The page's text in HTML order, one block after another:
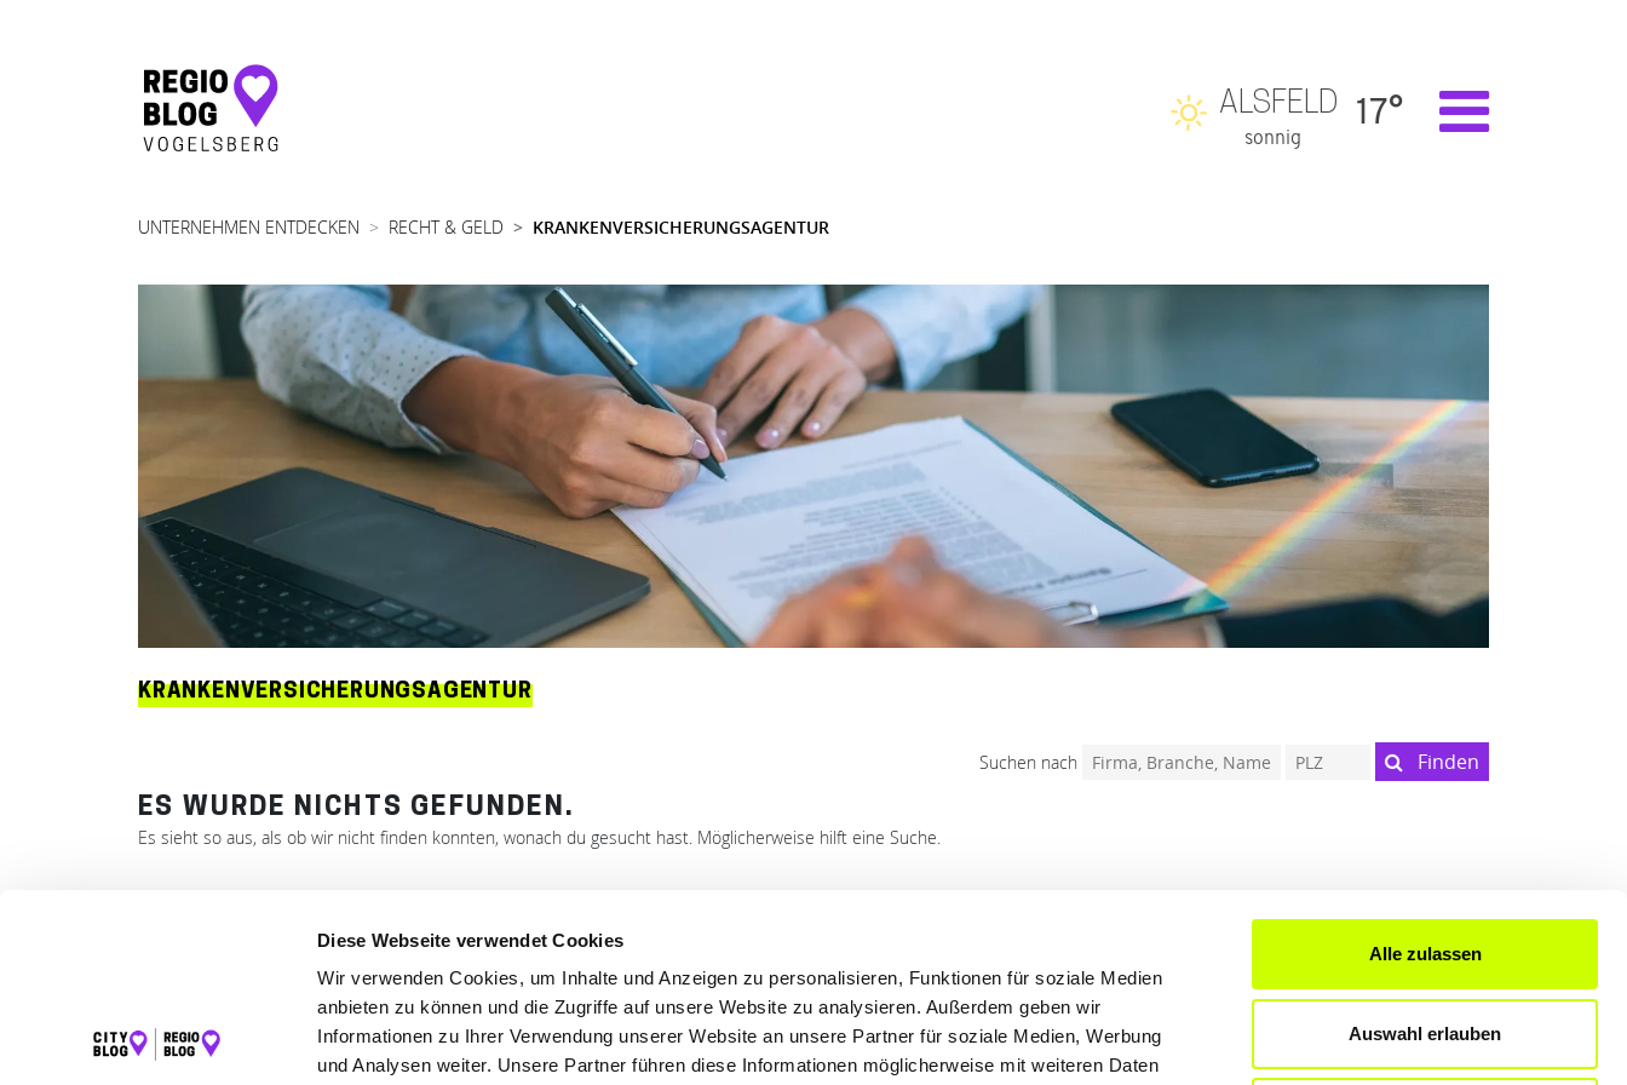
Diese Webseite verwendet Cookies
Wir verwenden Cookies, um Inhalte und Anzeigen zu personalisieren, Funktionen für soziale Medien
anbieten zu können und die Zugriffe auf unsere Website zu analysieren. Außerdem geben wir
Informationen zu Ihrer Verwendung unserer Website an unsere Partner für soziale Medien, Werbung
und Analysen weiter. Unsere Partner führen diese Informationen möglicherweise mit weiteren Daten
Alle zulassen
Auswahl erlauben
Hauptnavigation
ALSFELD
sonnig
17°
UNTERNEHMEN ENTDECKEN RECHT & GELD KRANKENVERSICHERUNGSAGENTUR
KRANKENVERSICHERUNGSAGENTUR
Suchen nach Finden
ES WURDE NICHTS GEFUNDEN.
Es sieht so aus, als ob wir nicht finden konnten, wonach du gesucht hast. Möglicherweise hilft eine Suche.
LET'S CONNECT
Kontakt
SERVICE
WhatsApp
0800 0057425
Produkte & Lösungen